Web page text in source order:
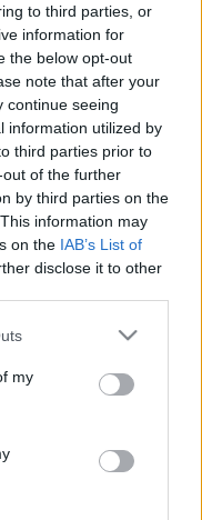
to third parties, or
information for
the below opt-out
note that after your
continue seeing
information utilized by
third parties prior to
of the further
by third parties on the
information may
on the IAB’s List of
disclose it to other
one or more Google
You may click to
third-party tags to
in below Google
my
amik